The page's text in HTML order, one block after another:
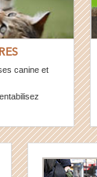
canine et